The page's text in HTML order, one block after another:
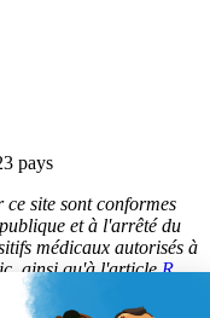
pays
ce site sont conformes
et à l'arrêté du
médicaux autorisés à
ainsi qu'à l'articleR
ils peuvent
au public.